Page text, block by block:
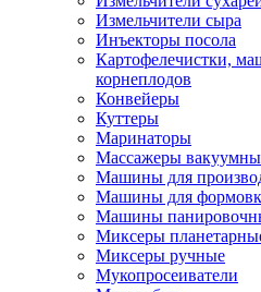
Измельчители сыра
Инъекторы посола
Картофелечистки,
корнеплодов
Конвейеры
Куттеры
Маринаторы
Массажеры
Машины для
Машины для
Машины
Миксеры
Миксеры ручные
Мукопросеиватели